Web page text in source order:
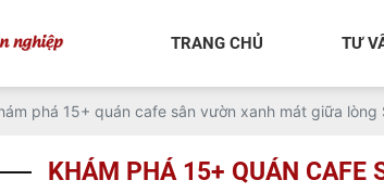
TRANG CHỦ TƯ
phá 15+ quán cafe sân vườn xanh mát giữa lòng
KHÁM PHÁ 15+ QUÁN CAFE